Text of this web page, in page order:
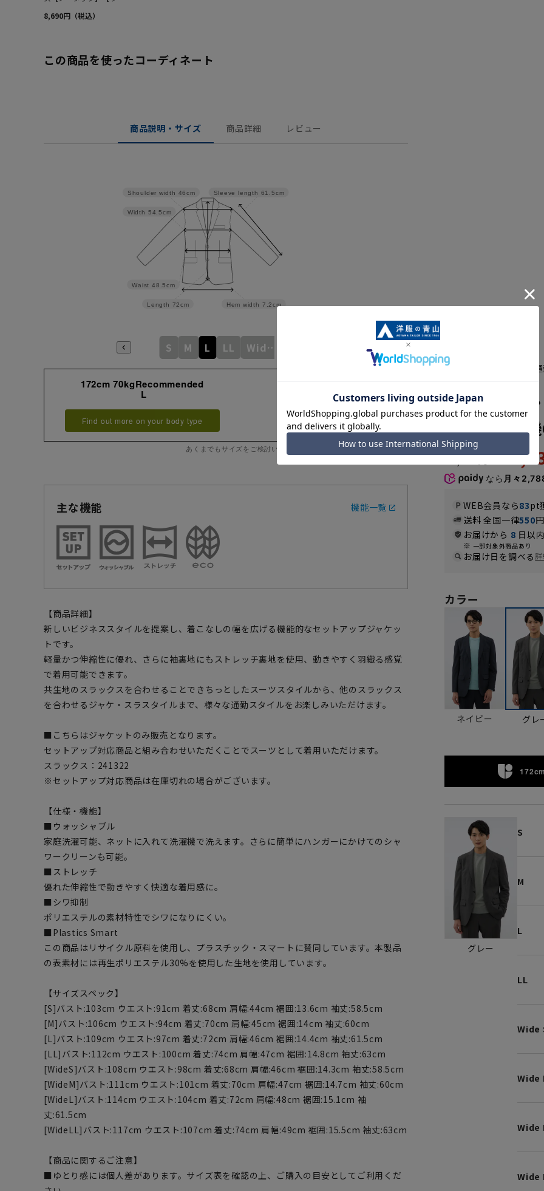
この商品を使ったコーディネート
商品説明・サイズ 商品詳細 レビュー
Hem width 7.2cm
Sleeve length 61.5cm
Length 72cm
Waist 48.5cm
Width 54.5cm
Shoulder width 46cm
S M L LL WideLL
172cm 70kgRecommended
L
Find out more on your body type
あくまでもサイズをご検討いただく際の目安となります。
主な機能 機能一覧
【商品詳細】
新しいビジネススタイルを提案し、着こなしの幅を広げる機能的なセットアップジャケッ
トです。
軽量かつ伸縮性に優れ、さらに袖裏地にもストレッチ裏地を使用、動きやすく羽織る感覚
で着用可能できます。
共生地のスラックスを合わせることできちっとしたスーツスタイルから、他のスラックス
を合わせるジャケ・スラスタイルまで、様々な通勤スタイルをお楽しみいただけます。
■こちらはジャケットのみ販売となります。
セットアップ対応商品と組み合わせいただくことでスーツとして着用いただけます。
スラックス：241322
※セットアップ対応商品は在庫切れの場合がございます。
【仕様・機能】
■ウォッシャブル
家庭洗濯可能、ネットに入れて洗濯機で洗えます。さらに簡単にハンガーにかけてのシャ
ワークリーンも可能。
■ストレッチ
優れた伸縮性で動きやすく快適な着用感に。
■シワ抑制
ポリエステルの素材特性でシワになりにくい。
■Plastics Smart
この商品はリサイクル原料を使用し、プラスチック・スマートに賛同しています。本製品
の表素材には再生ポリエステル30%を使用した生地を使用しています。
【サイズスペック】
[S]バスト:103cm ウエスト:91cm 着丈:68cm 肩幅:44cm 裾囲:13.6cm 袖丈:58.5cm
[M]バスト:106cm ウエスト:94cm 着丈:70cm 肩幅:45cm 裾囲:14cm 袖丈:60cm
[L]バスト:109cm ウエスト:97cm 着丈:72cm 肩幅:46cm 裾囲:14.4cm 袖丈:61.5cm
[LL]バスト:112cm ウエスト:100cm 着丈:74cm 肩幅:47cm 裾囲:14.8cm 袖丈:63cm
[WideS]バスト:108cm ウエスト:98cm 着丈:68cm 肩幅:46cm 裾囲:14.3cm 袖丈:58.5cm
[WideM]バスト:111cm ウエスト:101cm 着丈:70cm 肩幅:47cm 裾囲:14.7cm 袖丈:60cm
[WideL]バスト:114cm ウエスト:104cm 着丈:72cm 肩幅:48cm 裾囲:15.1cm 袖
丈:61.5cm
[WideLL]バスト:117cm ウエスト:107cm 着丈:74cm 肩幅:49cm 裾囲:15.5cm 袖丈:63cm
【商品に関するご注意】
■ゆとり感には個人差があります。サイズ表を確認の上、ご購入の目安としてご利用くだ
豊かな伸縮性で様々な
241222-44
スタイリッ
ル】【乾燥
なら 月々
WEB会員なら83pt
送料 全国一律550
お届けから 8 日以
一部対象外商品あり
お届け日を調べる詳
カラー
ネイビー グレ
グレー
S
M
L
LL
Wide
Wide
Wide
Wide